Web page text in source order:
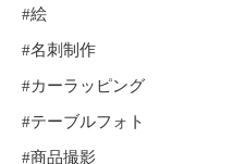
#絵
#名刺制作
#カーラッピング
#テーブルフォト
#商品撮影